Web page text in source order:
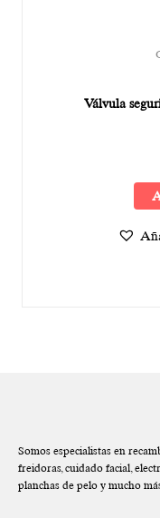
Válvula
Somos especialistas en
freidoras, cuidado facial,
planchas de pelo y mucho